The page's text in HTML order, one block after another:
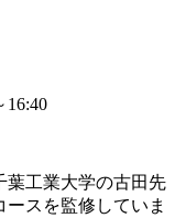
16:40
工業大学の古田先
スを監修していま